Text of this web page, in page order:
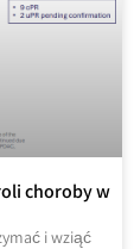
choroby w
i wziąć